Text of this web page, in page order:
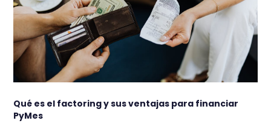
Qué es el factoring y sus ventajas para financiar
PyMes